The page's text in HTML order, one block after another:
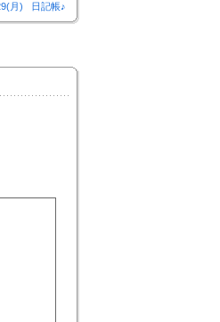
月) 日記帳♪